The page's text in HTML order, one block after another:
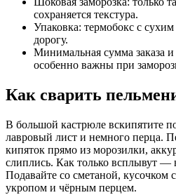
сохраняется текстура.
Упаковка: термобокс с
дорогу.
Минимальная сумма заказа
особенно важны при
Как сварить
В большой кастрюле вскипятите
лавровый лист и немного перца.
кипяток прямо из морозилки,
слиплись. Как только всплывут —
Подавайте со сметаной, кусочком
укропом и чёрным перцем.